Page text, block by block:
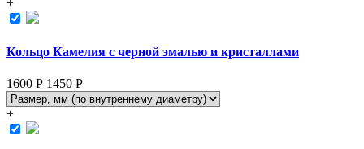
+
Кольцо Камелия с черной эмалью и кристаллами
1600 Р 1450 Р
+